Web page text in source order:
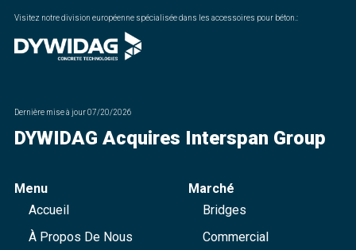
Visitez notre division européenne spécialisée dans les accessoires pour béton.:
Dernière mise à jour07/20/2026
DYWIDAG Acquires Interspan Group
Menu
Accueil
À Propos De Nous
Marché
Bridges
Commercial